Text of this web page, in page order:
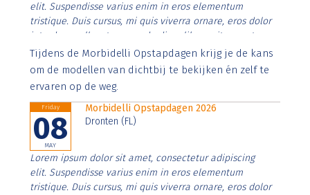
elit. Suspendisse varius enim in eros elementum
tristique. Duis cursus, mi quis viverra ornare, eros dolor
interdum nulla, ut commodo diam libero vitae erat.
Aenean faucibus nibh et justo cursus id rutrum lorem
imperdiet. Nunc ut sem vitae risus tristique posuere.
Tijdens de Morbidelli Opstapdagen krijg je de kans
om de modellen van dichtbij te bekijken én zelf te
ervaren op de weg.
Friday
08
MAY
Morbidelli Opstapdagen 2026
Dronten (FL)
Lorem ipsum dolor sit amet, consectetur adipiscing
elit. Suspendisse varius enim in eros elementum
tristique. Duis cursus, mi quis viverra ornare, eros dolor